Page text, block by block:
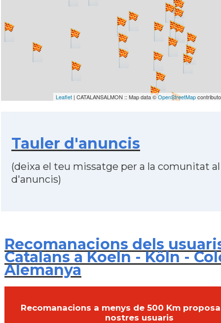
Leaflet | CATALANSALMON :: Map data ©OpenStreetMap
Tauler d'anuncis
(deixa el teu missatge per a la comunitat
d'anuncis)
Recomanacions dels
Catalans a Koeln - Köln -
Alemanya
Recomanacions a menys de 500 Km
nostres usuaris